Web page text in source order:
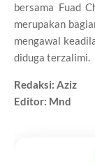
bersama Fuad
merupakan
mengawal
diduga terzalimi.
Redaksi: Aziz
Editor: Mnd